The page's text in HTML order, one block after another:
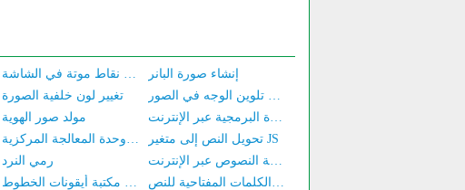
مكشف نقاط موتة في الشاشة
إنشاء صورة البانر
تغيير لون خلفية الصورة
أداة تلوين الوجه في الصور
مولد صور الهوية
محرر الشفرة البرمجية عبر الإنترنت
مخطط سلم وحدة المعالجة المركزية
تحويل النص إلى متغير JS
رمي النرد
أداة مقارنة النصوص عبر الإنترنت
مكتبة أيقونات الخطوط font-awesome
مستخلص الكلمات المفتاحية للنص